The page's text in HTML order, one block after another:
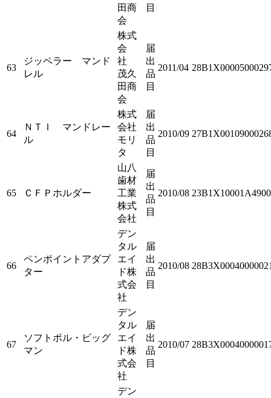
田商
会
目
63
ジッペラー マンド
レル
株式
会
社
茂久
田商
会
届
出
品
目
2011/04
64
ＮＴＩ マンドレー
ル
株式
会社
モリ
タ
届
出
品
目
2010/09
65 ＣＦＰホルダー
山八
歯材
工業
株式
会社
届
出
品
目
2010/08
66
ペンポイントアダプ
ター
デン
タル
エイ
ド株
式会
社
届
出
品
目
2010/08
67
ソフトポル・ビッグ
マン
デン
タル
エイ
ド株
式会
社
届
出
品
目
2010/07
デン